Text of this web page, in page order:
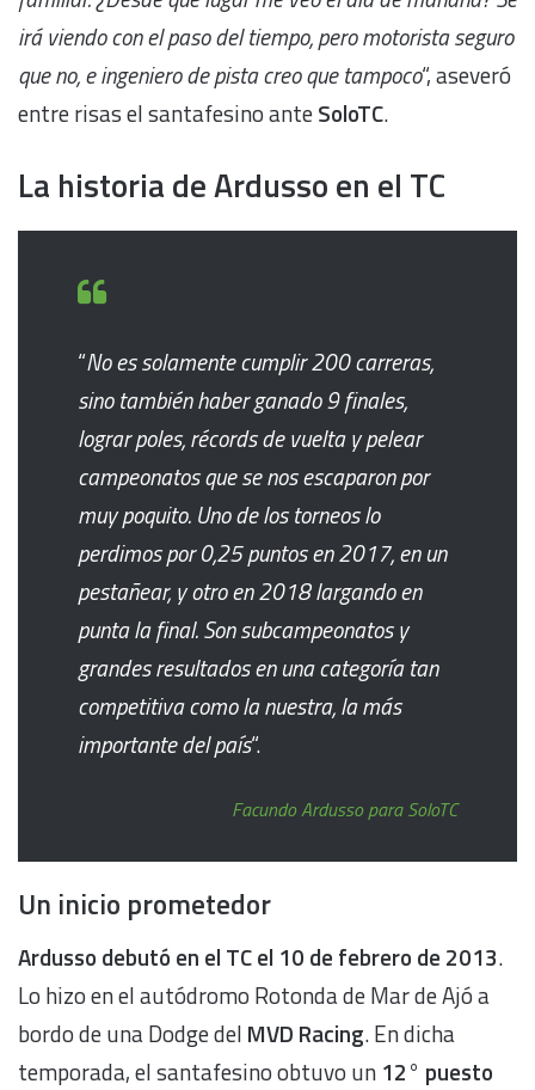
irá viendo con el paso del tiempo, pero motorista seguro
que no, e ingeniero de pista creo que tampoco“, aseveró
entre risas el santafesino anteSoloTC.
La historia de Ardusso en el TC
“No es solamente cumplir 200 carreras,
sino también haber ganado 9 finales,
lograr poles, récords de vuelta y pelear
campeonatos que se nos escaparon por
muy poquito. Uno de los torneos lo
perdimos por 0,25 puntos en 2017, en un
pestañear, y otro en 2018 largando en
punta la final. Son subcampeonatos y
grandes resultados en una categoría tan
competitiva como la nuestra, la más
importante del país“.
Facundo Ardusso para SoloTC
Un inicio prometedor
Ardusso debutó en el TC el 10 de febrero de 2013.
Lo hizo en el autódromo Rotonda de Mar de Ajó a
bordo de una Dodge del MVD Racing. En dicha
temporada, el santafesino obtuvo un 12° puesto